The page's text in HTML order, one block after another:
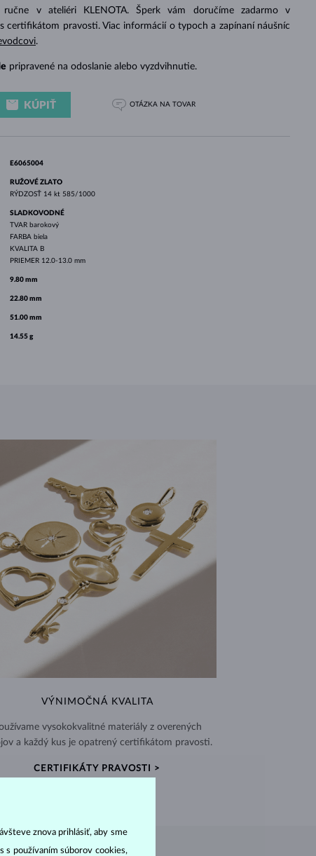
BIELE ZLATO
RUŽOVÉ ZLATO
BIELE ZLATO
ručne v ateliéri KLENOTA. Šperk vám doručíme zadarmo v
certifikátom pravosti. Viac informácií o typoch a zapínaní náušníc
.
pripravené na odoslanie alebo vyzdvihnutie.
KÚPIŤ OTÁZKA NA TOVAR
E6065004
RUŽOVÉ ZLATO
RÝDZOSŤ 14 kt 585/1000
SLADKOVODNÉ
TVAR barokový
FARBA biela
KVALITA B
PRIEMER 12.0-13.0 mm
9.80 mm
22.80 mm
51.00 mm
14.55 g
VÝNIMOČNÁ KVALITA
vysokokvalitné materiály z overených
a každý kus je opatrený certifikátom pravosti.
CERTIFIKÁTY PRAVOSTI >
znova prihlásiť, aby sme
s používaním súborov cookies,